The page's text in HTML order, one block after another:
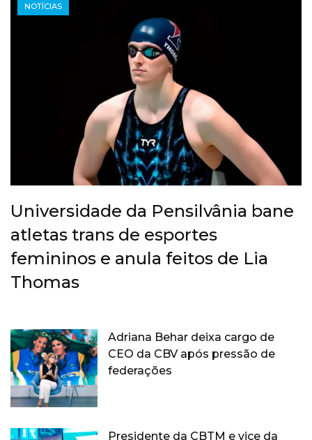
NOTÍCIAS
Universidade da Pensilvânia bane
atletas trans de esportes
femininos e anula feitos de Lia
Thomas
Adriana Behar deixa cargo de
CEO da CBV após pressão de
federações
Presidente da CBTM e vice da